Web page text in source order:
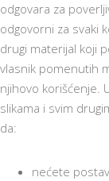
odgovara za
odgovorni za svaki
drugi materijal koji
vlasnik pomenutih
njihovo korišćenje.
slikama i svim
da:
nećete